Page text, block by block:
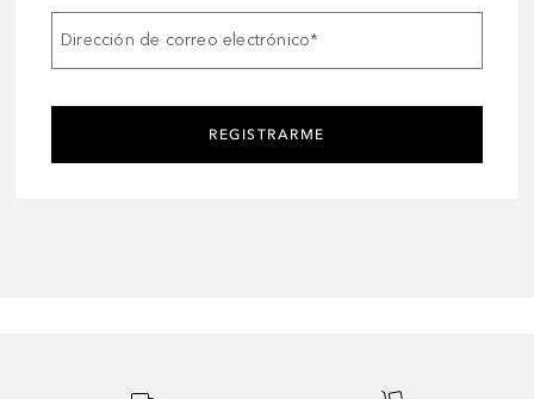
Dirección de correo electrónico*
REGISTRARME